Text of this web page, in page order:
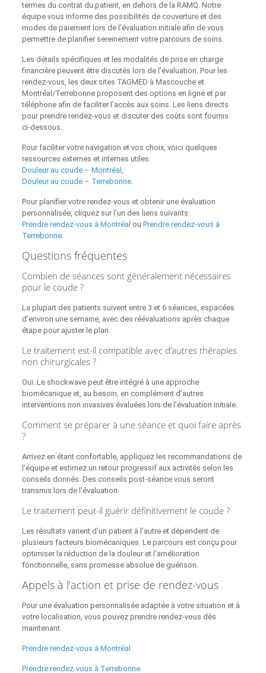
termes du contrat du patient, en dehors de la RAMQ. Notre
équipe vous informe des possibilités de couverture et des
modes de paiement lors de l’évaluation initiale afin de vous
permettre de planifier sereinement votre parcours de soins.
Les détails spécifiques et les modalités de prise en charge
financière peuvent être discutés lors de l’évaluation. Pour les
rendez-vous, les deux sites TAGMED à Mascouche et
Montréal/Terrebonne proposent des options en ligne et par
téléphone afin de faciliter l’accès aux soins. Les liens directs
pour prendre rendez‑vous et discuter des coûts sont fournis
ci‑dessous.
Pour faciliter votre navigation et vos choix, voici quelques
ressources externes et internes utiles:
Douleur au coude – Montréal ,
Douleur au coude – Terrebonne.
Pour planifier votre rendez‑vous et obtenir une évaluation
personnalisée, cliquez sur l’un des liens suivants:
Prendre rendez‑vous à Montréal ou Prendre rendez‑vous à
Terrebonne.
Questions fréquentes
Combien de séances sont généralement nécessaires
pour le coude ?
La plupart des patients suivent entre 3 et 6 séances, espacées
d’environ une semaine, avec des réévaluations après chaque
étape pour ajuster le plan.
Le traitement est-il compatible avec d’autres thérapies
non chirurgicales ?
Oui. Le shockwave peut être intégré à une approche
biomécanique et, au besoin, en complément d’autres
interventions non invasives évaluées lors de l’évaluation initiale.
Comment se préparer à une séance et quoi faire après
?
Arrivez en étant confortable, appliquez les recommandations de
l’équipe et estimez un retour progressif aux activités selon les
conseils donnés. Des conseils post‑séance vous seront
transmis lors de l’évaluation.
Le traitement peut-il guérir définitivement le coude ?
Les résultats varient d’un patient à l’autre et dépendent de
plusieurs facteurs biomécaniques. Le parcours est conçu pour
optimiser la réduction de la douleur et l’amélioration
fonctionnelle, sans promesse absolue de guérison.
Appels à l’action et prise de rendez-vous
Pour une évaluation personnalisée adaptée à votre situation et à
votre localisation, vous pouvez prendre rendez‑vous dès
maintenant:
Prendre rendez-vous à Montréal
Prendre rendez‑vous à Terrebonne